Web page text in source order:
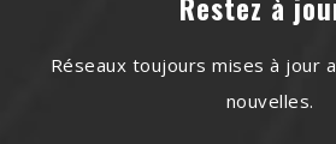
Restez à
Réseaux toujours mises à jour
nouvelles.